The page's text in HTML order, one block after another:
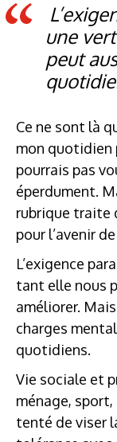
une
peut
Ce ne sont là
mon quotidien
pourrais pas
éperdument.
rubrique traite
pour l’avenir
L’exigence
tant elle nous
améliorer.
charges
quotidiens.
Vie sociale et
ménage,
tenté de viser